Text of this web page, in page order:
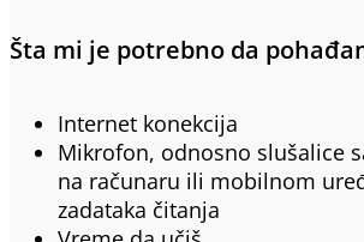
Šta mi je potrebno da
Internet konekcija
Mikrofon, odnosno slušalice
na računaru ili mobilnom
zadataka čitanja